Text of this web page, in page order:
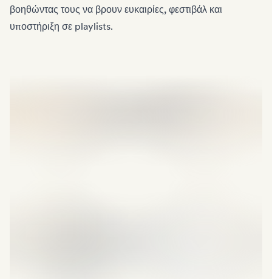
βοηθώντας τους να βρουν ευκαιρίες, φεστιβάλ και
υποστήριξη σε playlists.